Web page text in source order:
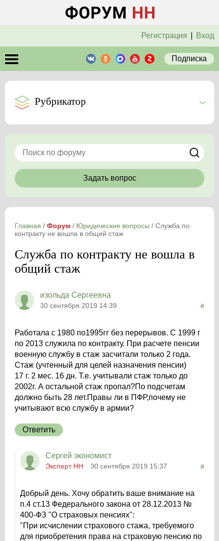
Регистрация Вход
Подписка
Рубрикатор
Задать вопрос
Главная / Форум / Юридические вопросы / Служба по
контракту не вошла в общий стаж
Служба по контракту не вошла в
общий стаж
изольда Сергеевна
30 сентября 2019 14:39 #
Работала с 1980 по1995гг без перерывов. С 1999 г
по 2013 служила по контракту. При расчете пенсии
военную службу в стаж засчитали только 2 года.
Стаж (учтенный для целей назначения пенсии)
17 г. 2 мес. 16 дн. Т.е. учитывали стаж только до
2002г. А остальной стаж пропал?По подсчетам
должно быть 28 лет.Правы ли в ПФР,почему не
учитывают всю службу в армии?
Ответить
Сергей экономист
Эксперт НН 30 сентября 2019 15:37 #
Добрый день. Хочу обратить ваше внимание на
п.4 ст.13 Федерального закона от 28.12.2013 №
400-ФЗ "О страховых пенсиях":
"При исчислении страхового стажа, требуемого
для приобретения права на страховую пенсию по